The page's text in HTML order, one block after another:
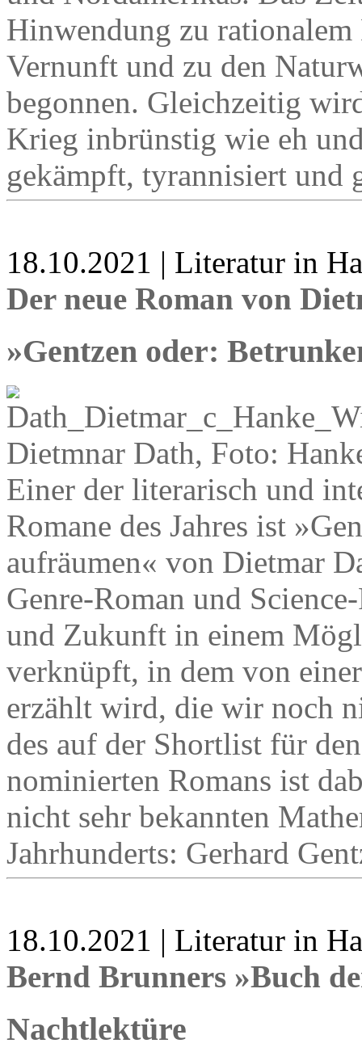
Hinwendung zu
Vernunft und zu den
begonnen. Gleichzeitig
Krieg inbrünstig wie eh
gekämpft, tyrannisiert und
18.10.2021 | Literatur in
Der neue Roman von
»Gentzen oder:
Dietmnar Dath, Foto:
Einer der literarisch und
Romane des Jahres ist
aufräumen« von Dietmar
Genre-Roman und
und Zukunft in einem
verknüpft, in dem von
erzählt wird, die wir noch
des auf der Shortlist für
nominierten Romans ist
nicht sehr bekannten
Jahrhunderts: Gerhard
18.10.2021 | Literatur in
Bernd Brunners »Buch
Nachtlektüre